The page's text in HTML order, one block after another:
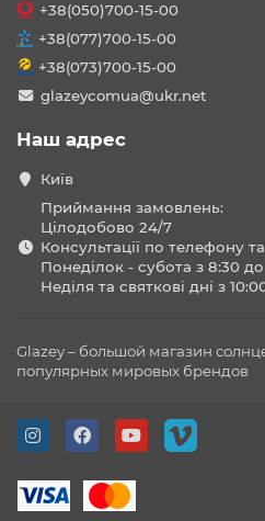
+38(050)700-15-00
+38(077)700-15-00
+38(073)700-15-00
glazeycomua@ukr.net
Наш адрес
Київ
Приймання замовлень:
Цілодобово 24/7
Консультації по телефону
Понеділок - субота з 8:30 до
Неділя та святкові дні з
Glazey – большой магазин
популярных мировых брендов